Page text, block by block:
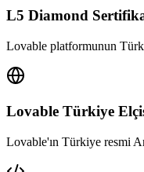
L5 Diamond
Lovable platformunun
Lovable Türkiye
Lovable'ın Türkiye resmi